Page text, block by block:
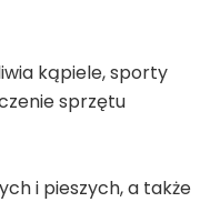
kąpiele, sporty
sprzętu
i pieszych, a także